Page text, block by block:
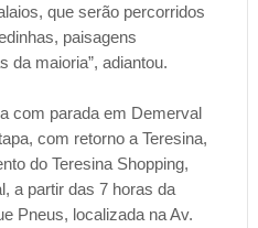
que serão percorridos
paisagens
da maioria”, adiantou.
com parada em Demerval
com retorno a Teresina,
do Teresina Shopping,
a partir das 7 horas da
Pneus, localizada na Av.